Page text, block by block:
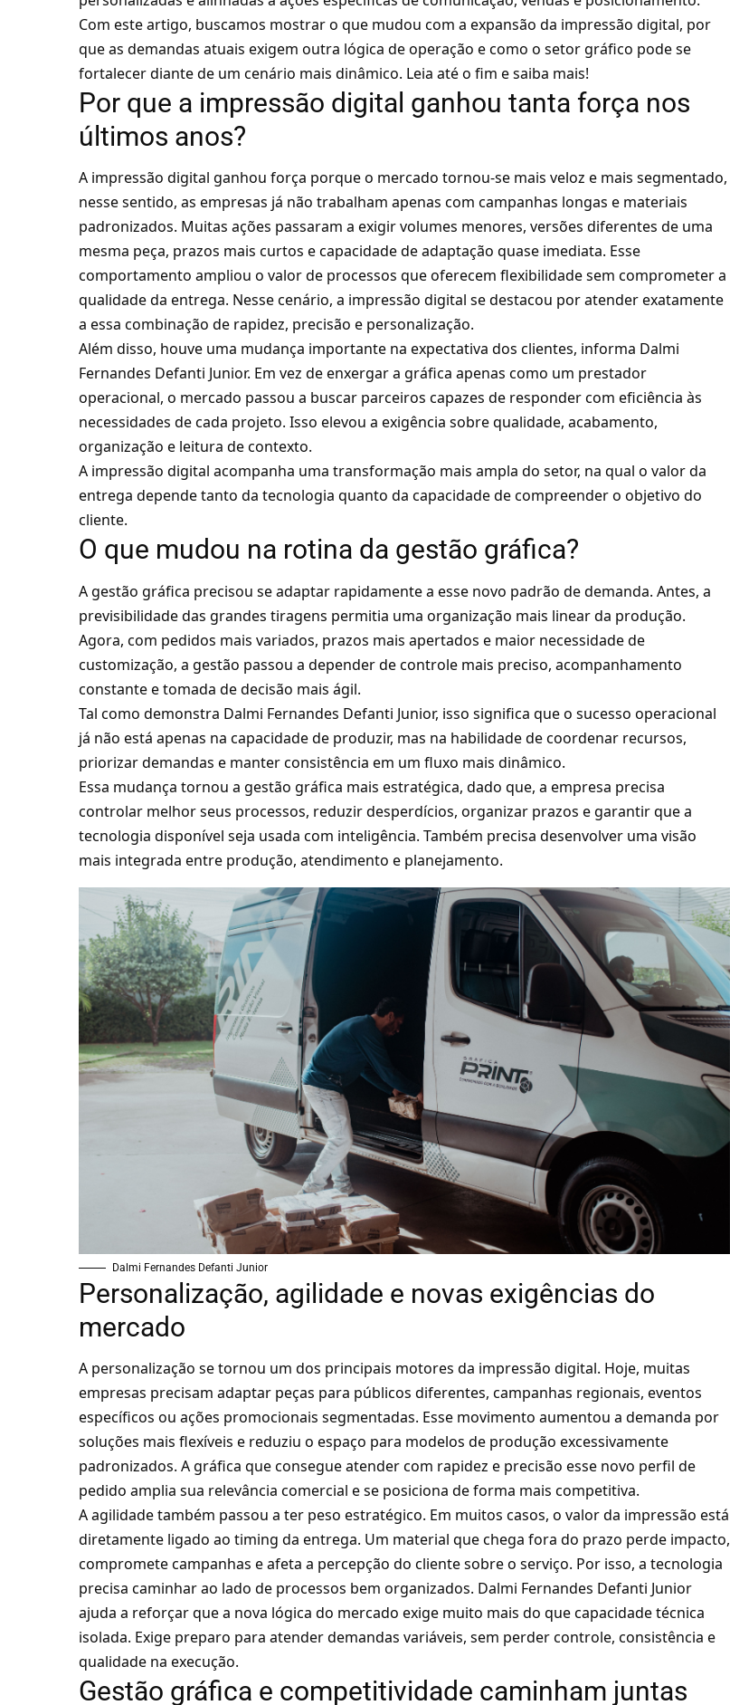
Com este artigo, buscamos mostrar o que mudou com a expansão da impressão digital, por
que as demandas atuais exigem outra lógica de operação e como o setor gráfico pode se
fortalecer diante de um cenário mais dinâmico. Leia até o fim e saiba mais!
Por que a impressão digital ganhou tanta força nos
últimos anos?
A impressão digital ganhou força porque o mercado tornou-se mais veloz e mais segmentado,
nesse sentido, as empresas já não trabalham apenas com campanhas longas e materiais
padronizados. Muitas ações passaram a exigir volumes menores, versões diferentes de uma
mesma peça, prazos mais curtos e capacidade de adaptação quase imediata. Esse
comportamento ampliou o valor de processos que oferecem flexibilidade sem comprometer a
qualidade da entrega. Nesse cenário, a impressão digital se destacou por atender exatamente
a essa combinação de rapidez, precisão e personalização.
Além disso, houve uma mudança importante na expectativa dos clientes, informa Dalmi
Fernandes Defanti Junior. Em vez de enxergar a gráfica apenas como um prestador
operacional, o mercado passou a buscar parceiros capazes de responder com eficiência às
necessidades de cada projeto. Isso elevou a exigência sobre qualidade, acabamento,
organização e leitura de contexto.
A impressão digital acompanha uma transformação mais ampla do setor, na qual o valor da
entrega depende tanto da tecnologia quanto da capacidade de compreender o objetivo do
cliente.
O que mudou na rotina da gestão gráfica?
A gestão gráfica precisou se adaptar rapidamente a esse novo padrão de demanda. Antes, a
previsibilidade das grandes tiragens permitia uma organização mais linear da produção.
Agora, com pedidos mais variados, prazos mais apertados e maior necessidade de
customização, a gestão passou a depender de controle mais preciso, acompanhamento
constante e tomada de decisão mais ágil.
Tal como demonstra Dalmi Fernandes Defanti Junior, isso significa que o sucesso operacional
já não está apenas na capacidade de produzir, mas na habilidade de coordenar recursos,
priorizar demandas e manter consistência em um fluxo mais dinâmico.
Essa mudança tornou a gestão gráfica mais estratégica, dado que, a empresa precisa
controlar melhor seus processos, reduzir desperdícios, organizar prazos e garantir que a
tecnologia disponível seja usada com inteligência. Também precisa desenvolver uma visão
mais integrada entre produção, atendimento e planejamento.
Dalmi Fernandes Defanti Junior
Personalização, agilidade e novas exigências do
mercado
A personalização se tornou um dos principais motores da impressão digital. Hoje, muitas
empresas precisam adaptar peças para públicos diferentes, campanhas regionais, eventos
específicos ou ações promocionais segmentadas. Esse movimento aumentou a demanda por
soluções mais flexíveis e reduziu o espaço para modelos de produção excessivamente
padronizados. A gráfica que consegue atender com rapidez e precisão esse novo perfil de
pedido amplia sua relevância comercial e se posiciona de forma mais competitiva.
A agilidade também passou a ter peso estratégico. Em muitos casos, o valor da impressão está
diretamente ligado ao timing da entrega. Um material que chega fora do prazo perde impacto,
compromete campanhas e afeta a percepção do cliente sobre o serviço. Por isso, a tecnologia
precisa caminhar ao lado de processos bem organizados. Dalmi Fernandes Defanti Junior
ajuda a reforçar que a nova lógica do mercado exige muito mais do que capacidade técnica
isolada. Exige preparo para atender demandas variáveis, sem perder controle, consistência e
qualidade na execução.
Gestão gráfica e competitividade caminham juntas